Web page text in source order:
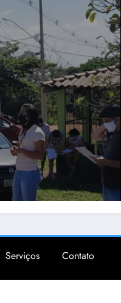
Serviços Contato